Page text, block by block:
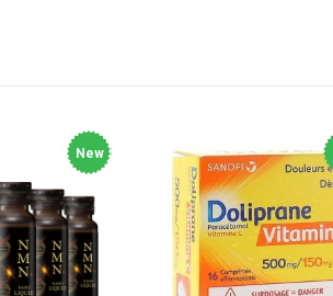
New